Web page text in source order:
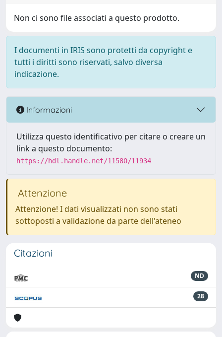
Non ci sono file associati a questo prodotto.
I documenti in IRIS sono protetti da copyright e
tutti i diritti sono riservati, salvo diversa
indicazione.
Informazioni
Utilizza questo identificativo per citare o creare un
link a questo documento:
https://hdl.handle.net/11580/11934
Attenzione
Attenzione! I dati visualizzati non sono stati
sottoposti a validazione da parte dell'ateneo
Citazioni
ND
28